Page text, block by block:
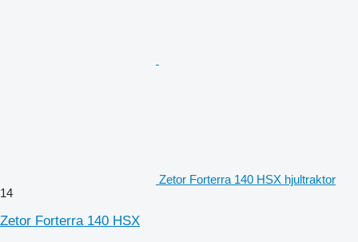
Zetor Forterra 140 HSX hjultraktor
14
Zetor Forterra 140 HSX